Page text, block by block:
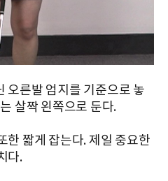
오른발 엄지를 기준으로 놓
살짝 왼쪽으로 둔다.
한 짧게 잡는다. 제일 중요한
다.